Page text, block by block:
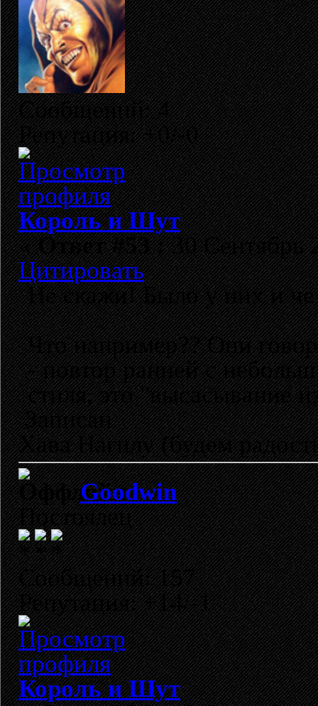
Сообщений: 4
Репутация: +0/-0
Король и Шут
«Ответ #53 :30 Сентябрь
Цитировать
Не скажи! Было у них и
Что например?? Они
- повтор ранней с
стиля, это "высасывание
Записан
Хава Нагилу (будем
Goodwin
Постоялец
Сообщений: 157
Репутация: +14/-1
Король и Шут